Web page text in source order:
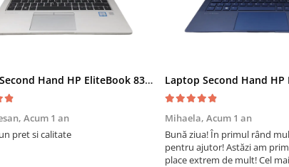
Laptop Second Hand HP EliteBook 830 G5 - 13.3inch Intel i5-8350U 8GB RAM 256GB SSD Windows 10 Refurbished
Acum 1 an
pret si calitate
Mihaela, Acum 1 an
Bună ziua! În primul rând
pentru ajutor! Astăzi am
place extrem de mult! Cel